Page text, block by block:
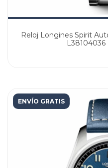
Reloj Longines Spirit
L38104036
ENVÍO GRATIS